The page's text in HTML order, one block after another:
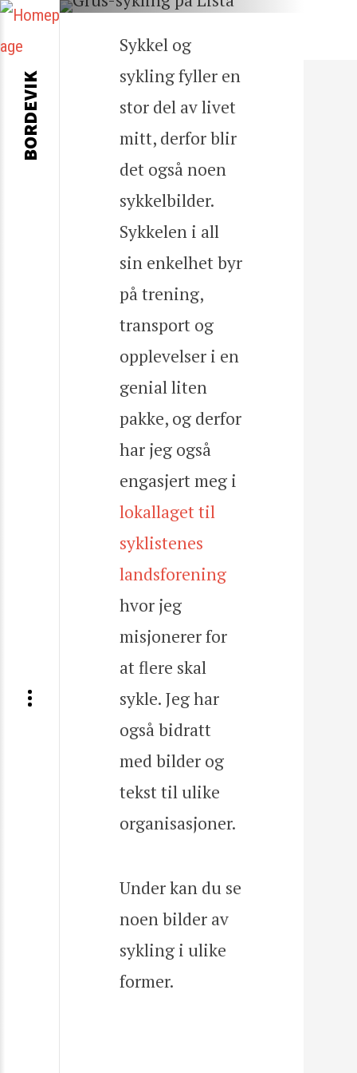
Sykkel og
sykling fyller en
stor del av livet
mitt, derfor blir
det også noen
sykkelbilder.
Sykkelen i all
sin enkelhet byr
på trening,
transport og
opplevelser i en
genial liten
pakke, og derfor
har jeg også
engasjert meg i
lokallaget til
syklistenes
landsforening
hvor jeg
misjonerer for
at flere skal
sykle. Jeg har
også bidratt
med bilder og
tekst til ulike
organisasjoner.
Under kan du se
noen bilder av
sykling i ulike
former.
BORDEVIK